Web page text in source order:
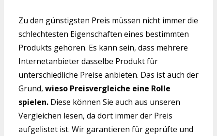
Zu den günstigsten Preis müssen nicht immer die
schlechtesten Eigenschaften eines bestimmten
Produkts gehören. Es kann sein, dass mehrere
Internetanbieter dasselbe Produkt für
unterschiedliche Preise anbieten. Das ist auch der
Grund, wieso Preisvergleiche eine Rolle
spielen. Diese können Sie auch aus unseren
Vergleichen lesen, da dort immer der Preis
aufgelistet ist. Wir garantieren für geprüfte und